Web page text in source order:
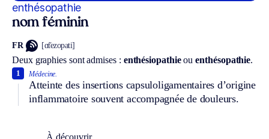
enthésopathie
nom féminin
FR [ɑ̃tezopati]
Deux graphies sont admises : enthésiopathieouenthésopathie.
Médecine.
Atteinte des insertions capsuloligamentaires d’origine
inflammatoire souvent accompagnée de douleurs.
1
À découvrir